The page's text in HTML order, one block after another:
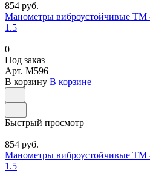
854 руб.
Манометры виброустойчивые ТМ
1.5
0
Под заказ
Арт. M596
В корзину В корзине
Быстрый просмотр
854 руб.
Манометры виброустойчивые ТМ
1.5